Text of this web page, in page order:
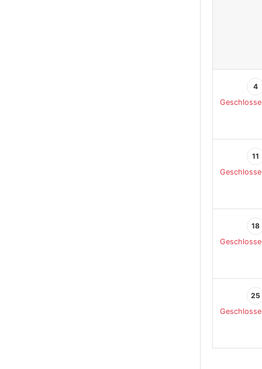
4
11
18
25